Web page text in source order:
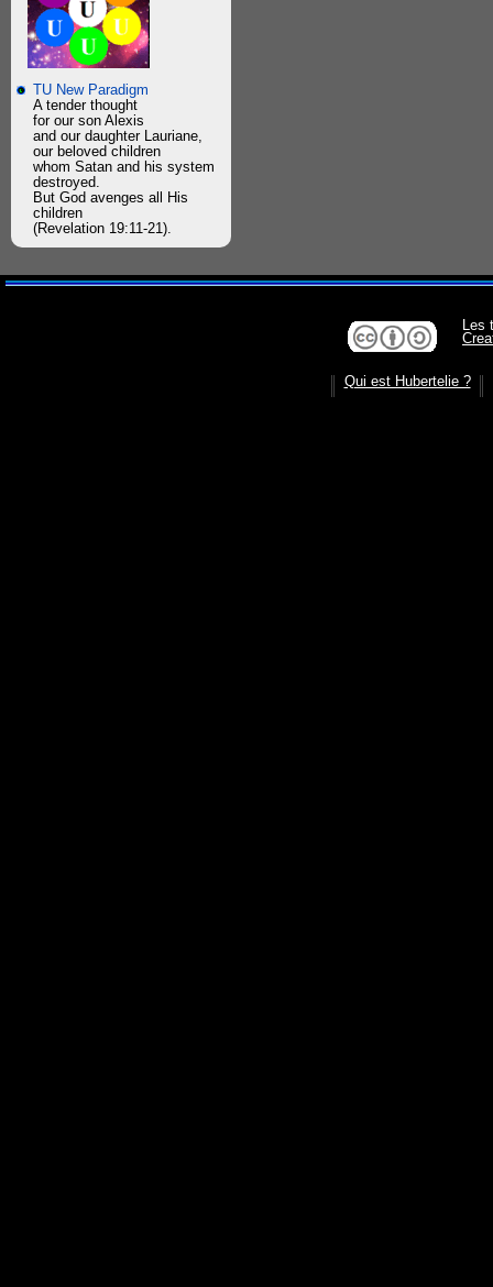
TU New Paradigm
A tender thought
for our son Alexis
and our daughter Lauriane,
our beloved children
whom Satan and his system
destroyed.
But God avenges all His
children
(Revelation 19:11-21).
Les
Qui est Hubertelie ?